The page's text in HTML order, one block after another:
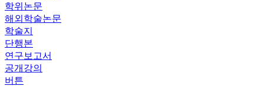
학위논문
해외학술논문
학술지
단행본
연구보고서
공개강의
버튼